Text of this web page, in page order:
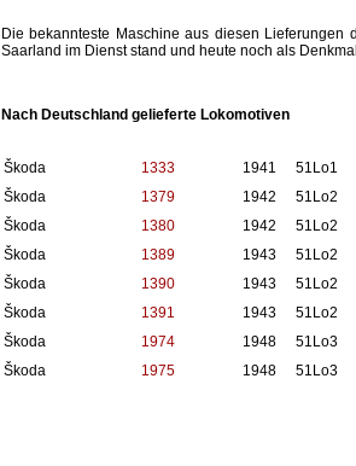
Die bekannteste Maschine aus diesen
Saarland im Dienst stand und heute noch als
Nach Deutschland gelieferte Lokomotiven
Škoda 1333 1941 51Lo1
Škoda
1379 1942 51Lo2
Škoda
1380 1942 51Lo2
Škoda
1389 1943 51Lo2
Škoda
1390 1943 51Lo2
Škoda
1391 1943 51Lo2
Škoda
1974 1948 51Lo3
Škoda
1975 1948 51Lo3